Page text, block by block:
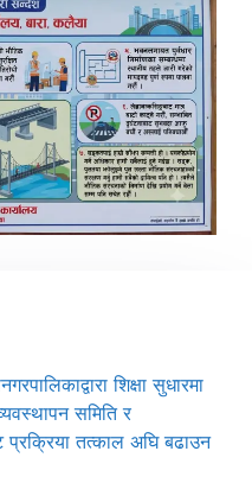
शिक्षा सुधारमा
समिति र
प्रक्रिया तत्काल अघि बढाउन